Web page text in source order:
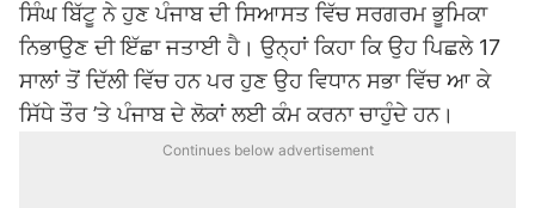
ਸਿੰਘ ਬਿੱਟੂ ਨੇ ਹੁਣ ਪੰਜਾਬ ਦੀ ਸਿਆਸਤ ਵਿੱਚ ਸਰਗਰਮ ਭੂਮਿਕਾ
ਨਿਭਾਉਣ ਦੀ ਇੱਛਾ ਜਤਾਈ ਹੈ। ਉਨ੍ਹਾਂ ਕਿਹਾ ਕਿ ਉਹ ਪਿਛਲੇ 17
ਸਾਲਾਂ ਤੋਂ ਦਿੱਲੀ ਵਿੱਚ ਹਨ ਪਰ ਹੁਣ ਉਹ ਵਿਧਾਨ ਸਭਾ ਵਿੱਚ ਆ ਕੇ
ਸਿੱਧੇ ਤੌਰ ’ਤੇ ਪੰਜਾਬ ਦੇ ਲੋਕਾਂ ਲਈ ਕੰਮ ਕਰਨਾ ਚਾਹੁੰਦੇ ਹਨ।
Continues below advertisement